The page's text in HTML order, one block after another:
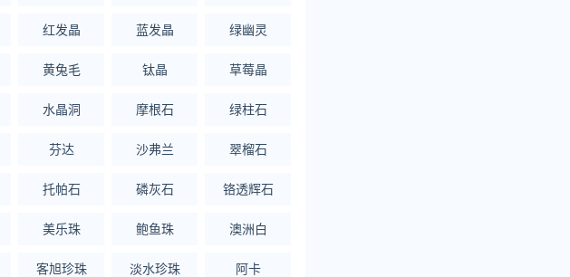
红发晶 蓝发晶 绿幽灵
黄兔毛 钛晶 草莓晶
水晶洞 摩根石 绿柱石
芬达 沙弗兰 翠榴石
托帕石 磷灰石 铬透辉石
美乐珠 鲍鱼珠 澳洲白
客旭珍珠 淡水珍珠 阿卡